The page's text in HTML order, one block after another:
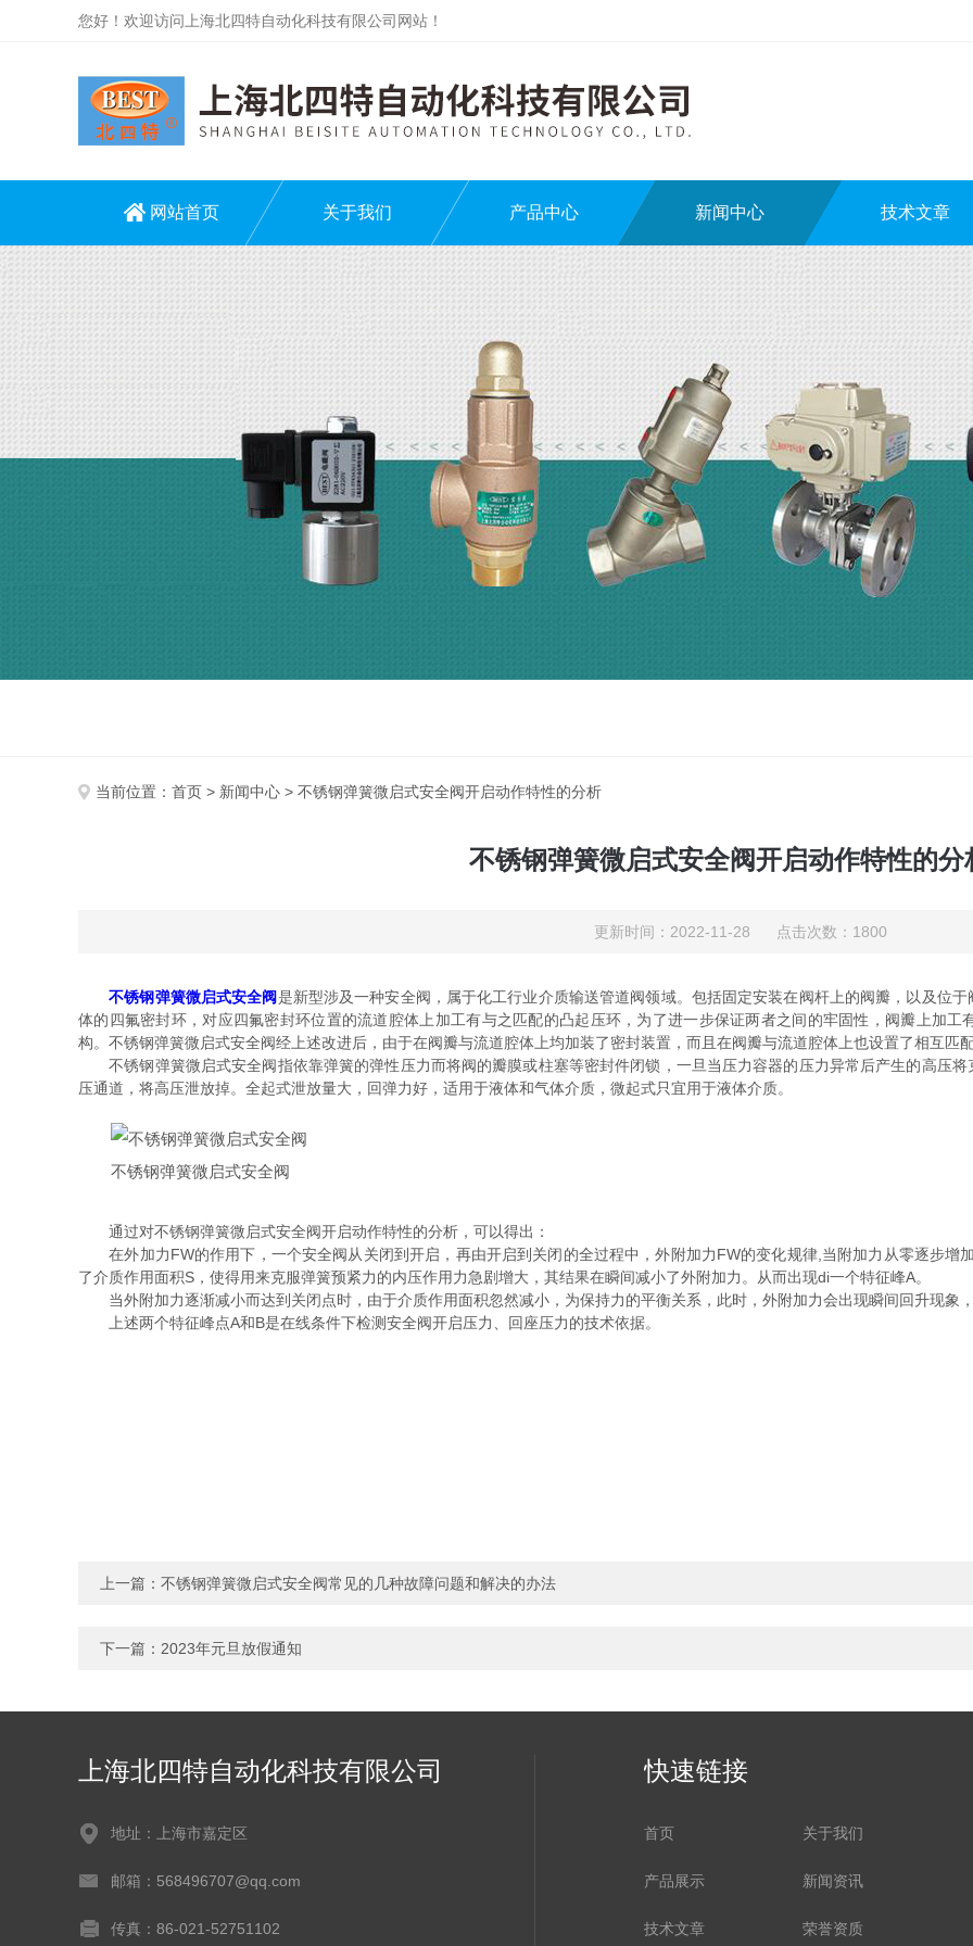
您好！欢迎访问上海北四特自动化科技有限公司网站！
网站首页 关于我们 产品中心 新闻中心 技术文章
当前位置： 首页 > 新闻中心 > 不锈钢弹簧微启式安全阀开启动作特性的分析
不锈钢弹簧微启式安全阀开启动作特性的分
更新时间：2022-11-28 点击次数：1800
不锈钢弹簧微启式安全阀是新型涉及一种安全阀，属于化工行业介质输送管道阀领域。包括固定安装在阀杆上的阀瓣，以及位
体的四氟密封环，对应四氟密封环位置的流道腔体上加工有与之匹配的凸起压环，为了进一步保证两者之间的牢固性，阀瓣上加
构。不锈钢弹簧微启式安全阀经上述改进后，由于在阀瓣与流道腔体上均加装了密封装置，而且在阀瓣与流道腔体上也设置了相互匹
不锈钢弹簧微启式安全阀指依靠弹簧的弹性压力而将阀的瓣膜或柱塞等密封件闭锁，一旦当压力容器的压力异常后产生的高压
压通道，将高压泄放掉。全起式泄放量大，回弹力好，适用于液体和气体介质，微起式只宜用于液体介质。
不锈钢弹簧微启式安全阀
通过对不锈钢弹簧微启式安全阀开启动作特性的分析，可以得出：
在外加力FW的作用下，一个安全阀从关闭到开启，再由开启到关闭的全过程中，外附加力FW的变化规律,当附加力从零逐步增
了介质作用面积S，使得用来克服弹簧预紧力的内压作用力急剧增大，其结果在瞬间减小了外附加力。从而出现di一个特征峰A。
当外附加力逐渐减小而达到关闭点时，由于介质作用面积忽然减小，为保持力的平衡关系，此时，外附加力会出现瞬间回升现象
上述两个特征峰点A和B是在线条件下检测安全阀开启压力、回座压力的技术依据。
上一篇： 不锈钢弹簧微启式安全阀常见的几种故障问题和解决的办法
下一篇： 2023年元旦放假通知
上海北四特自动化科技有限公司
地址：上海市嘉定区
邮箱：568496707@qq.com
传真：86-021-52751102
快速链接
首页 关于我们
产品展示 新闻资讯
技术文章 荣誉资质